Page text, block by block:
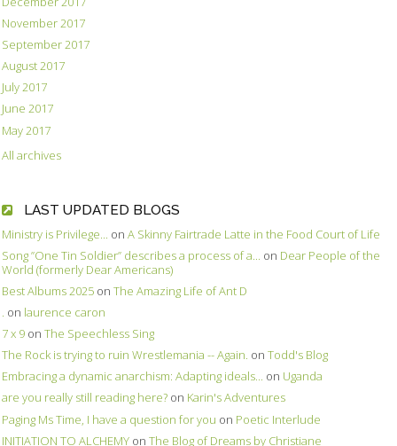
November 2017
September 2017
August 2017
July 2017
June 2017
May 2017
All archives
LAST UPDATED BLOGS
Ministry is Privilege... on A Skinny Fairtrade Latte in the Food Court of Life
Song ”One Tin Soldier” describes a process of a... on Dear People of the
World (formerly Dear Americans)
Best Albums 2025 on The Amazing Life of Ant D
. on laurence caron
7 x 9 on The Speechless Sing
The Rock is trying to ruin Wrestlemania -- Again. on Todd's Blog
Embracing a dynamic anarchism: Adapting ideals... on Uganda
are you really still reading here? on Karin's Adventures
Paging Ms Time, I have a question for you on Poetic Interlude
INITIATION TO ALCHEMY on The Blog of Dreams by Christiane